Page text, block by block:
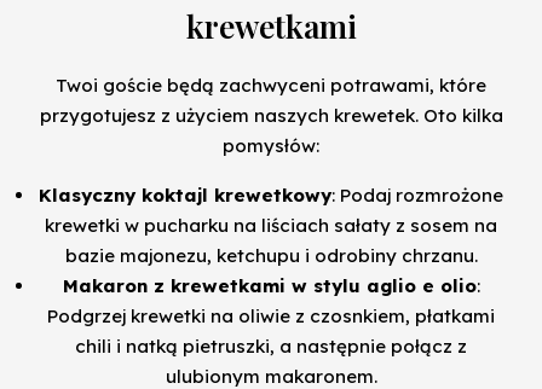
krewetkami
Twoi goście będą zachwyceni potrawami, które
przygotujesz z użyciem naszych krewetek. Oto kilka
pomysłów:
Klasyczny koktajl krewetkowy: Podaj rozmrożone
krewetki w pucharku na liściach sałaty z sosem na
bazie majonezu, ketchupu i odrobiny chrzanu.
Makaron z krewetkami w stylu aglio e olio:
Podgrzej krewetki na oliwie z czosnkiem, płatkami
chili i natką pietruszki, a następnie połącz z
ulubionym makaronem.